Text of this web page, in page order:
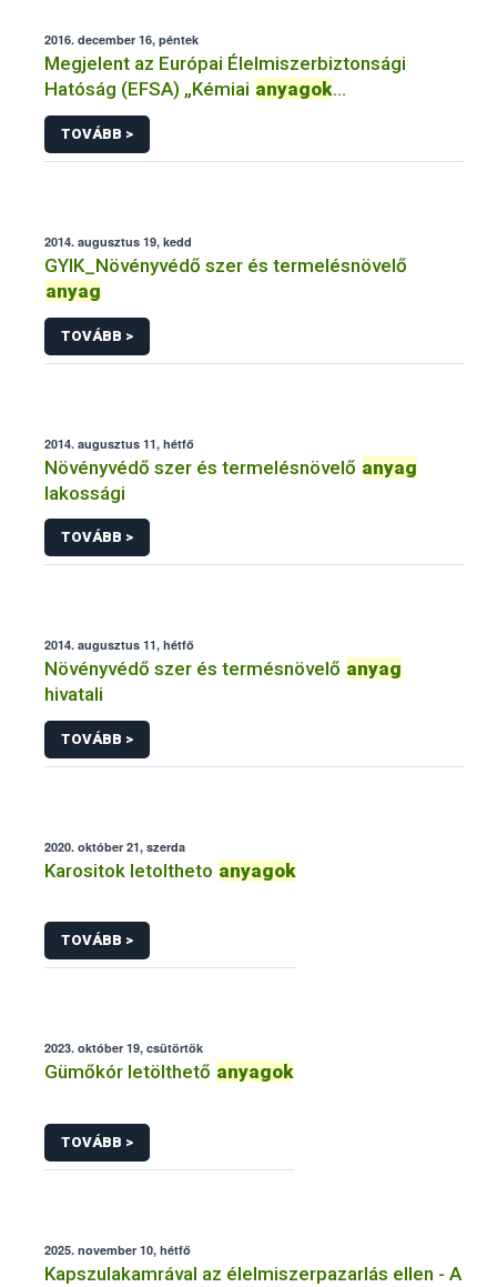
2016. december 16, péntek
Megjelent az Európai Élelmiszerbiztonsági
Hatóság (EFSA) „Kémiai anyagok
élelmiszereinkben
TOVÁBB >
2014. augusztus 19, kedd
GYIK_Növényvédő szer és termelésnövelő
anyag
TOVÁBB >
2014. augusztus 11, hétfő
Növényvédő szer és termelésnövelő anyag
lakossági
TOVÁBB >
2014. augusztus 11, hétfő
Növényvédő szer és termésnövelő anyag
hivatali
TOVÁBB >
2020. október 21, szerda
Karositok letoltheto anyagok
TOVÁBB >
2023. október 19, csütörtök
Gümőkór letölthető anyagok
TOVÁBB >
2025. november 10, hétfő
Kapszulakamrával az élelmiszerpazarlás ellen - A